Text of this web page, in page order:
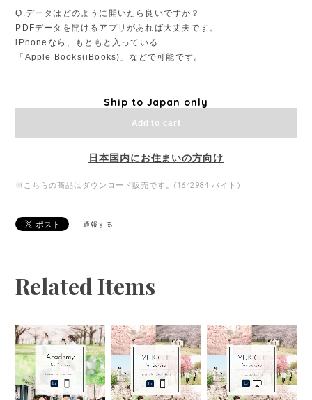
Q.データはどのように開いたら良いですか？
PDFデータを開けるアプリがあれば大丈夫です。
iPhoneなら、もともと入っている
「Apple Books(iBooks)」などで可能です。
Ship to Japan only
Add to cart
日本国内にお住まいの方向け
※こちらの商品はダウンロード販売です。(1642984 バイト)
通報する
Related Items